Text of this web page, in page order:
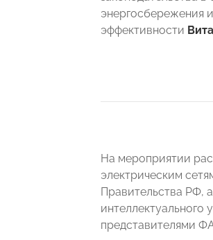
энергосбережения
эффективности
На мероприятии
электрическим
Правительства РФ,
интеллектуального
представителями